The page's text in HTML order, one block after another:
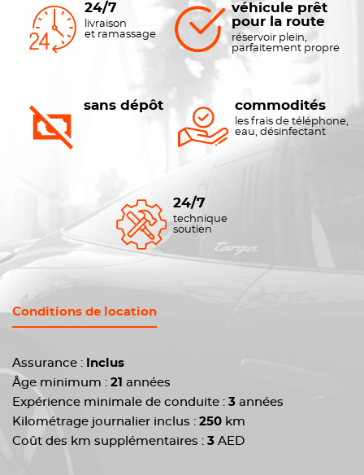
24/7
livraison
et ramassage
véhicule prêt
pour la route
réservoir plein,
parfaitement propre
sans dépôt commodités
les frais de téléphone,
eau, désinfectant
24/7
technique
soutien
Conditions de location
Assurance :
Inclus
Âge minimum : 21 années
Expérience minimale de conduite : 3 années
Kilométrage journalier inclus : 250 km
Coût des km supplémentaires : 3 AED